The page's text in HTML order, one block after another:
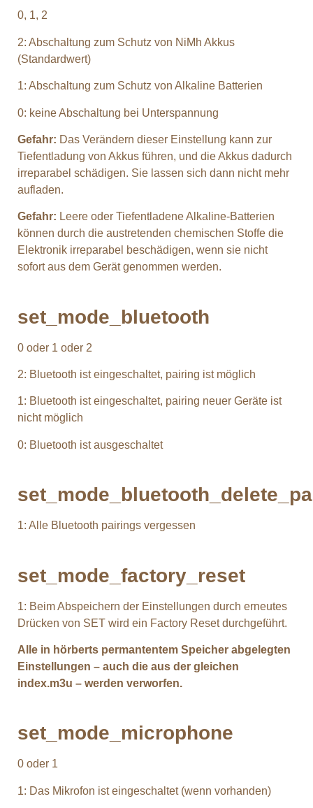
0, 1, 2
2: Abschaltung zum Schutz von NiMh Akkus
(Standardwert)
1: Abschaltung zum Schutz von Alkaline Batterien
0: keine Abschaltung bei Unterspannung
Gefahr: Das Verändern dieser Einstellung kann zur
Tiefentladung von Akkus führen, und die Akkus dadurch
irreparabel schädigen. Sie lassen sich dann nicht mehr
aufladen.
Gefahr: Leere oder Tiefentladene Alkaline-Batterien
können durch die austretenden chemischen Stoffe die
Elektronik irreparabel beschädigen, wenn sie nicht
sofort aus dem Gerät genommen werden.
set_mode_bluetooth
0 oder 1 oder 2
2: Bluetooth ist eingeschaltet, pairing ist möglich
1: Bluetooth ist eingeschaltet, pairing neuer Geräte ist
nicht möglich
0: Bluetooth ist ausgeschaltet
1: Alle Bluetooth pairings vergessen
set_mode_factory_reset
1: Beim Abspeichern der Einstellungen durch erneutes
Drücken von SET wird ein Factory Reset durchgeführt.
Alle in hörberts permantentem Speicher abgelegten
Einstellungen – auch die aus der gleichen
index.m3u – werden verworfen.
set_mode_microphone
0 oder 1
1: Das Mikrofon ist eingeschaltet (wenn vorhanden)